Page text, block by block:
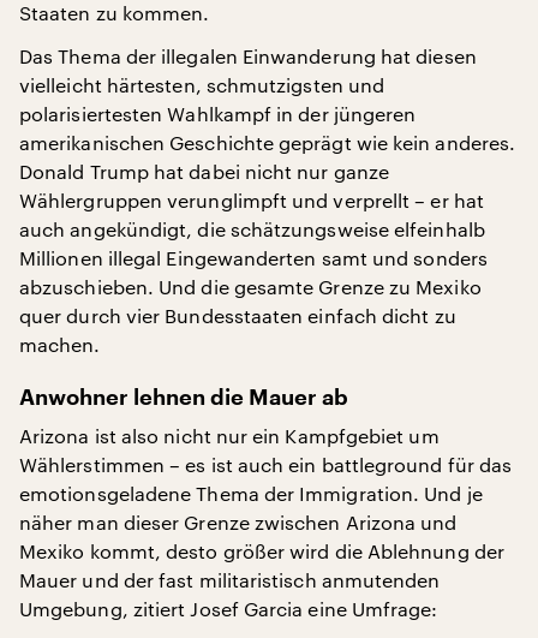
Staaten zu kommen.
Das Thema der illegalen Einwanderung hat diesen
vielleicht härtesten, schmutzigsten und
polarisiertesten Wahlkampf in der jüngeren
amerikanischen Geschichte geprägt wie kein anderes.
Donald Trump hat dabei nicht nur ganze
Wählergruppen verunglimpft und verprellt – er hat
auch angekündigt, die schätzungsweise elfeinhalb
Millionen illegal Eingewanderten samt und sonders
abzuschieben. Und die gesamte Grenze zu Mexiko
quer durch vier Bundesstaaten einfach dicht zu
machen.
Anwohner lehnen die Mauer ab
Arizona ist also nicht nur ein Kampfgebiet um
Wählerstimmen – es ist auch ein battleground für das
emotionsgeladene Thema der Immigration. Und je
näher man dieser Grenze zwischen Arizona und
Mexiko kommt, desto größer wird die Ablehnung der
Mauer und der fast militaristisch anmutenden
Umgebung, zitiert Josef Garcia eine Umfrage: